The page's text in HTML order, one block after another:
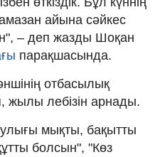
айына сәйкес
– деп жазды Шоқан
парақшасында.
отбасылық
жылы лебізін арнады.
мықты, бақытты
болсын", "Көз